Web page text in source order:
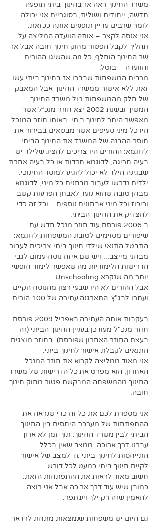
משרד החינוך ראה אז בחינוך ביתי תופעה
חדשה, ייחודית ושולית, בסוגריים אני יכולה
לומר שרבים עדיין תופסים אותה ככזאת.
אני אנסה לקצר – אותה הוועדה המליצה על
תהליך לקבל הפטור מחוק חינוך חובה אבל אז
שר החינוך הוחלף, כל מה שהשיגו ההורים
והוועדה – בוטל.
מרבית המשפחות שבחרו אז בחינוך ביתי עשו
זאת ללא אישור ממשרד החינוך אבל המאבק
של חלק מהמשפחות מול משרד החינוך
המשיך ובשנת 2002 יצא חוזר מנכ״ל אשר
מאפשר היתר לחינוך ביתי. באותו חוזר המנכל
היו כל מיני סעיפים אשר מבטאים בבירור את
חוסר ההבנה של המשרד את החינוך הביתי.
לדוגמא: ההורים היו צריכים להציג שלילד יש
בעיה חריגה, לדוגמא חרדות או כל בעיה אחרת
שבגינה הילד לא יכול להגיע למוסד החינוכי.
ילדים נדרשו לעבור מבחנים כל מיני, לדוגמא
מבחן טובה שהוא נועד לאבחן הפרעות קשב
וריכוז וכל מיני אבחונים נוספים... וכל זה כדי
להצדיק את החינוך הביתי.
ב 2006 פורסם עוד חוזר מנכל חדש עם
שיפורים מסוימים לטובת המשפחות לדוגמא:
התבטל התנאי שילדי חינוך ביתי צריכים לעבור
מבחני מייצב... ויש שם איזה נוסח עמום לגבי
הדרישות הלימודיות מה שאפשר לימוד חופשי
יותר מה שנקרא Unschooling.
אבל ההורים לא היו שבעי רצון מהנוסח הקיים
ועתרו לבג"ץ. התארגנה עתירה של 100 הורים.
בעקבות אותה העתירה באפריל 2009 פורסם
חוזר מנכ"ל מעודכן בעניין החינוך הביתי (זה
בעצם החוזר האחרון שפורסם). בחוזר מוצגים
התנאים לקבלת אישור לחינוך ביתי.
אני מאוד ממליצה לקרוא את חוזר המנכל
האחרון, הוא מפרט את כל הדרישות של משרד
החינוך מהמשפחה המבקשת פטור מחוק חינוך
חובה.
אני מספרת לכם את כל זה כדי שנראה את
ההתפתחות של מערכת היחסים בין החינוך
הביתי לבין משרד החינוך. תוך זמן לא ארוך
עברנו דרך ארוכה. ממצב שאין בכלל
התייחסות לחינוך ביתי עד למצב של אישור
לקיים חינוך ביתי כמעט לכל דורש.
חשוב מאוד לראות את ההתפתחות הזאת.
כמובן שיש עוד דרך ארוכה אבל אני רוצה
להאמין שזה רק ילך וישתפר.
גם היום יש משפחות שנמצאות מתחת לרדאר